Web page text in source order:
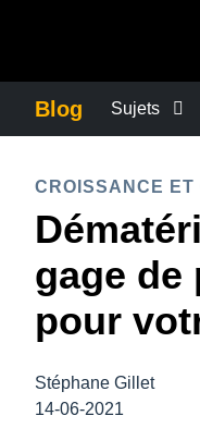
Blog Sujets
CONTINUITÉ DES
CONTRÔLE DES
CROISSANCE ET
gage de
pour
Stéphane Gillet
14-06-2021